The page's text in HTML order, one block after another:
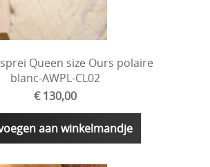
Queen size Ours polaire
blanc-AWPL-CL02
€ 130,00
aan winkelmandje